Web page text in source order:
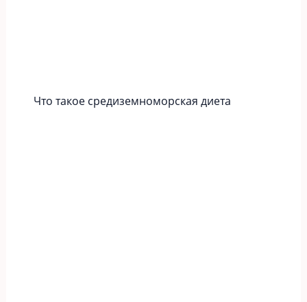
Что такое средиземноморская диета